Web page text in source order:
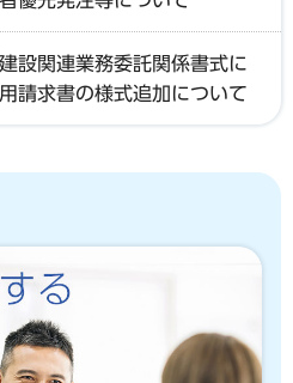
設関連業務委託関係書式に
請求書の様式追加について